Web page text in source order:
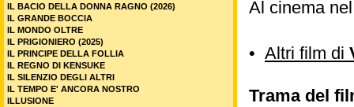
Al cinema
• Altri film di
Trama del
IL BACIO DELLA DONNA RAGNO (2026)
IL GRANDE BOCCIA
IL MONDO OLTRE
IL PRIGIONIERO (2025)
IL PRINCIPE DELLA FOLLIA
IL REGNO DI KENSUKE
IL SILENZIO DEGLI ALTRI
IL TEMPO E' ANCORA NOSTRO
ILLUSIONE